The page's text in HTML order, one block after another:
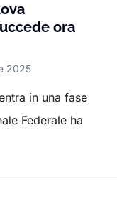
ora
2025
in una fase
Federale ha